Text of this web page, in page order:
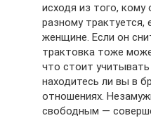
исходя из того, кому
разному трактуется,
женщине. Если он
трактовка тоже
что стоит
находитесь ли вы в
отношениях.
свободным —